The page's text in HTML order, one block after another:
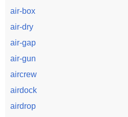
air-box
air-dry
air-gap
air-gun
aircrew
airdock
airdrop